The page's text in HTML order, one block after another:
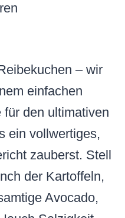
– wir
einfachen
den ultimativen
ein vollwertiges,
zauberst. Stell
der Kartoffeln,
Avocado,